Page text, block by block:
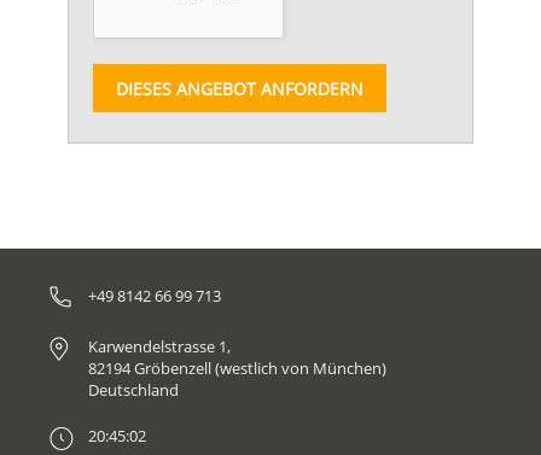
DIESES ANGEBOT ANFORDERN
+49 8142 66 99 713
Karwendelstrasse 1,
82194 Gröbenzell (westlich von München)
Deutschland
20:45:02